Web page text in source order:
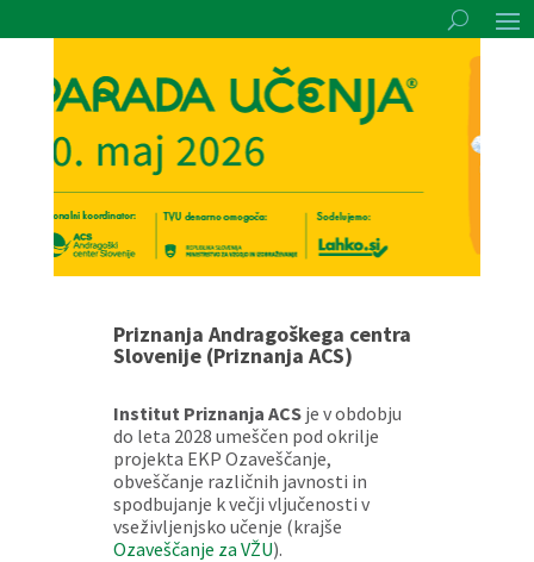
Priznanja Andragoškega centra
Slovenije (Priznanja ACS)
Institut Priznanja ACSje v obdobju
do leta 2028 umeščen pod okrilje
projekta EKP Ozaveščanje,
obveščanje različnih javnosti in
spodbujanje k večji vljučenosti v
vseživljenjsko učenje (krajše
Ozaveščanje za VŽU).